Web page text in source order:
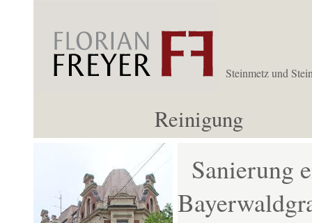
Steinmetz und
Reinigung
Sanierung